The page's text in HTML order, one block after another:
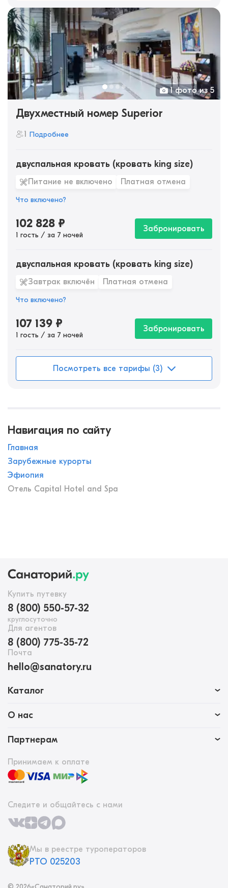
1 фото из 5
Двухместный номер Superior
1 Подробнее
двуспальная кровать (кровать king size)
Питание не включено Платная отмена
Что включено?
102 828 ₽
1 гость / за 7 ночей
Забронировать
двуспальная кровать (кровать king size)
Завтрак включён Платная отмена
Что включено?
107 139 ₽
1 гость / за 7 ночей
Забронировать
Посмотреть все тарифы (3)
Навигация по сайту
Главная
Зарубежные курорты
Эфиопия
Отель Capital Hotel and Spa
Купить путевку
8 (800) 550-57-32
круглосуточно
Для агентов
8 (800) 775-35-72
Почта
hello@sanatory.ru
Каталог
О нас
Партнерам
Принимаем к оплате
Следите и общайтесь с нами
Мы в реестре туроператоров
РТО 025203